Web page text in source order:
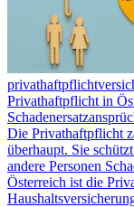
Privathaftpflicht in
Die Privathaftpflicht
überhaupt. Sie
andere Personen
Österreich ist die